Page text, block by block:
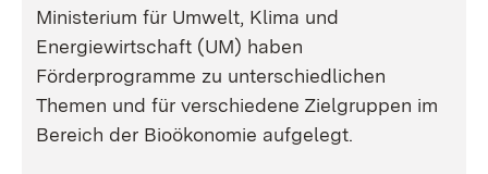
Ministerium für Umwelt, Klima und
Energiewirtschaft (UM) haben
Förderprogramme zu unterschiedlichen
Themen und für verschiedene Zielgruppen im
Bereich der Bioökonomie aufgelegt.